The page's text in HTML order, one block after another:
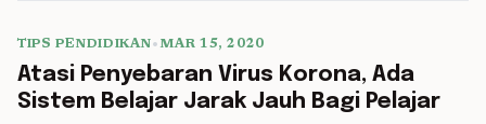
5 min read
TIPS PENDIDIKAN•MAR 15, 2020
Atasi Penyebaran Virus Korona, Ada
Sistem Belajar Jarak Jauh Bagi Pelajar